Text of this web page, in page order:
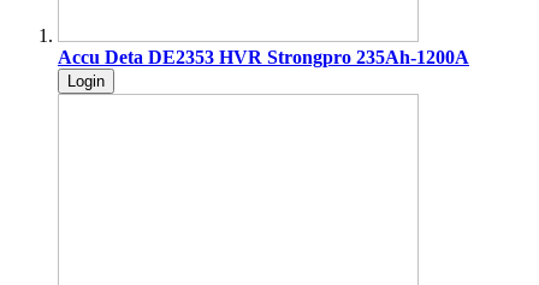
Accu Deta DE2353 HVR Strongpro 235Ah-1200A
Login